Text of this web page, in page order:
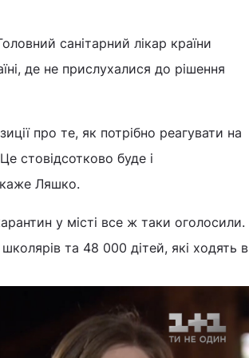
санітарний лікар країни
де не прислухалися до рішення
про те, як потрібно реагувати на
стовідсотково буде і
каже Ляшко.
у місті все ж таки оголосили.
та 48 000 дітей, які ходять в